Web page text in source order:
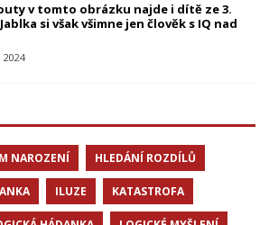
v tomto obrázku najde i dítě ze 3.
si však všimne jen člověk s IQ nad
2024
NAROZENÍ HLEDÁNÍ ROZDÍLŮ
ILUZE KATASTROFA